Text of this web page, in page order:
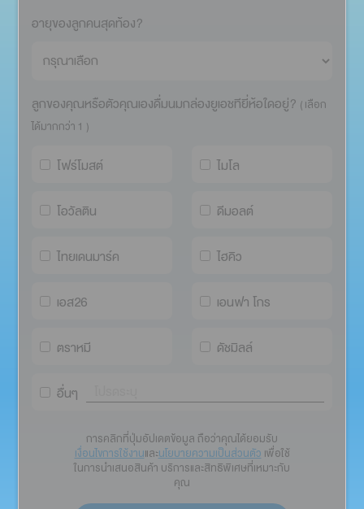
อายุของลูกคนสุดท้อง?
ลูกของคุณหรือตัวคุณเองดื่มนมกล่องยูเอชทียี่ห้อใดอยู่? ( เลือก
ได้มากกว่า 1 )
โฟร์โมสต์ ไมโล
โอวัลติน ดีมอลต์
ไทยเดนมาร์ค ไฮคิว
เอส26 เอนฟา โกร
ตราหมี ดัชมิลล์
อื่นๆ
การคลิกที่ปุ่มอัปเดตข้อมูล ถือว่าคุณได้ยอมรับ
เงื่อนไขการใช้งานและนโยบายความเป็นส่วนตัว เพื่อใช้
ในการนำเสนอสินค้า บริการและสิทธิพิเศษที่เหมาะกับ
คุณ